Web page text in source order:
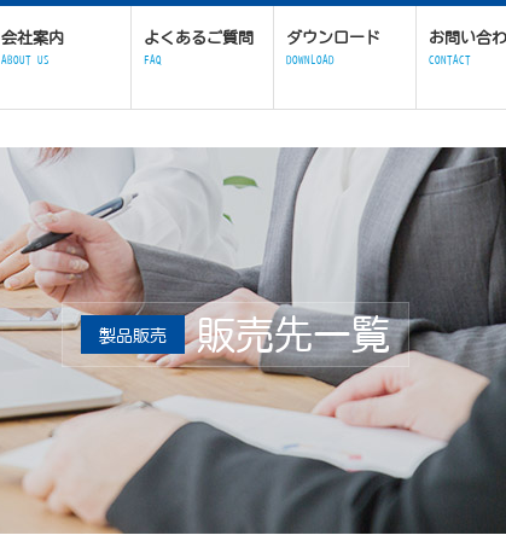
会社案内
ABOUT US
よくあるご質問
FAQ
ダウンロード
DOWNLOAD
お問い合
CONTACT
製品販売 販売先一覧